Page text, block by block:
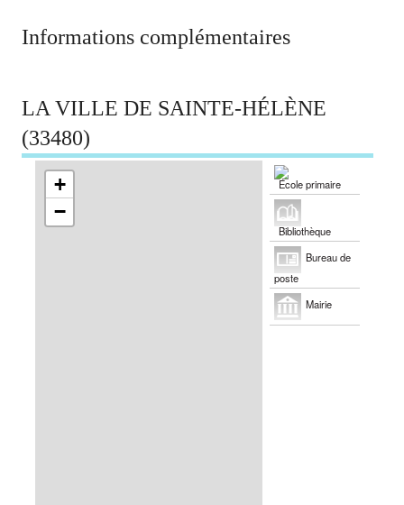
Informations complémentaires
LA VILLE DE SAINTE-HÉLÈNE
(33480)
+
−
École primaire
Bibliothèque
Bureau de
poste
Mairie